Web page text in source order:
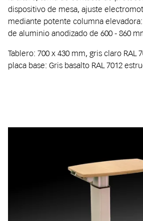
dispositivo de mesa, ajuste
mediante potente columna
de aluminio anodizado de 600 - 860
Tablero: 700 x 430 mm, gris claro RAL
placa base: Gris basalto RAL 7012